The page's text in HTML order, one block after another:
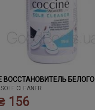
ВОССТАНОВИТЕЛЬ БЕЛОГО
CLEANER
156